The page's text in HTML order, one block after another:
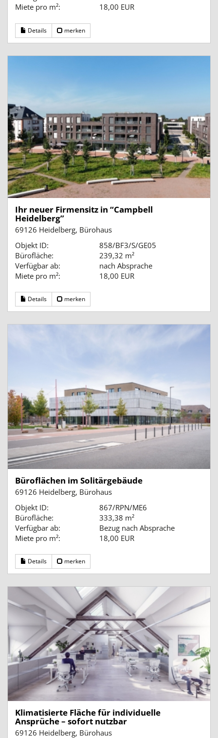
Miete pro m²:
18,00 EUR
Details merken
Ihr neuer Firmensitz in “Campbell
Heidelberg”
69126 Heidelberg, Bürohaus
Objekt ID:
858/BF3/S/GE05
Bürofläche:
239,32 m²
Verfügbar ab:
nach Absprache
Miete pro m²:
18,00 EUR
Details merken
Büroflächen im Solitärgebäude
69126 Heidelberg, Bürohaus
Objekt ID:
867/RPN/ME6
Bürofläche:
333,38 m²
Verfügbar ab:
Bezug nach Absprache
Miete pro m²:
18,00 EUR
Details merken
Klimatisierte Fläche für individuelle
Ansprüche – sofort nutzbar
69126 Heidelberg, Bürohaus